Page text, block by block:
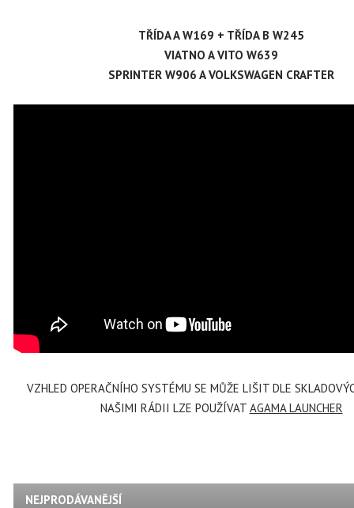
TŘÍDA A W169 + TŘÍDA B W245
VIATNO A VITO W639
SPRINTER W906 A VOLKSWAGEN CRAFTER
VZHLED OPERAČNÍHO SYSTÉMU SE MŮŽE LIŠIT DLE
NAŠIMI RÁDII LZE POUŽÍVAT AGAMA LAUNCHER
NEJPRODÁVANĚJŠÍ